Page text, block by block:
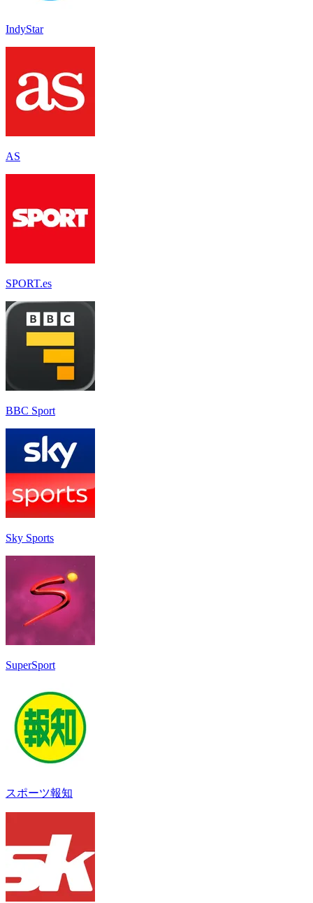
IndyStar
AS
SPORT.es
BBC Sport
Sky Sports
SuperSport
スポーツ報知